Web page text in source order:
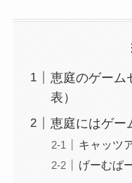
恵庭のゲーム
表）
恵庭にはゲー
キャッツ
げーむぱ